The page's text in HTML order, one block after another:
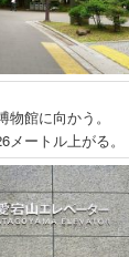
館に向かう。
ートル上がる。